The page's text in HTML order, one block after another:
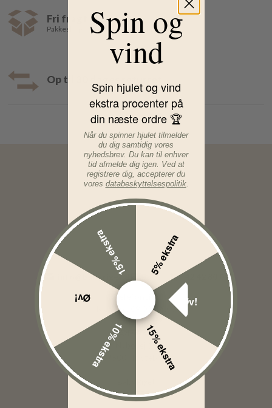
Fri fragt over 499,-
Pakkeshop 35,- | Hjemmelevering fra 39,-
Op til 30 dages returret
info@babyriget.dk 42 42 80 01
Telefontid:
Man-Fre: 09:00-16:00
Adresse:
Nybovej 19
7500 Holstebro
CVR 40757295
Spin og
vind
Spin hjulet og vind
ekstra procenter på
din næste ordre 🏆
Når du spinner hjulet tilmelder
du dig samtidig vores
nyhedsbrev. Du kan til enhver
tid afmelde dig igen. Ved at
registrere dig, accepterer du
vores databeskyttelsespolitik.
5% ekstra
Øv!
15% ekstra
10% ekstra
Øv!
15% ekstra